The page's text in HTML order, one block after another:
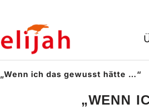
„Wenn ich das gewusst hätte …“
„WENN